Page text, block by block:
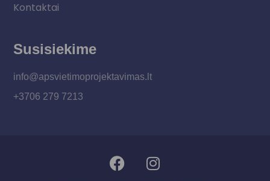
Kontaktai
Susisiekime
info@apsvietimoprojektavimas.lt
+3706 279 7213